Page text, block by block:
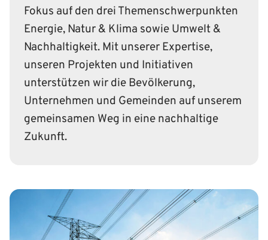
Fokus auf den drei Themen­schwerpunkten
Energie, Natur & Klima sowie Umwelt &
Nach­haltig­keit. Mit unserer Expertise,
unseren Projekten und Initiativen
unterstützen wir die Bevölkerung,
Unternehmen und Gemeinden auf unserem
gemeinsamen Weg in eine nachhaltige
Zukunft.